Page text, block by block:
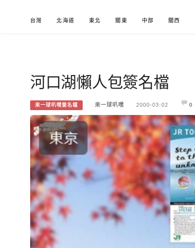
台灣 北海道 東北 關東 中部 關西
來一球叭噗
分享日本自助部落格
河口湖懶人包簽名檔
來一球叭噗簽名檔 來一球叭噗 2000-03-02 0